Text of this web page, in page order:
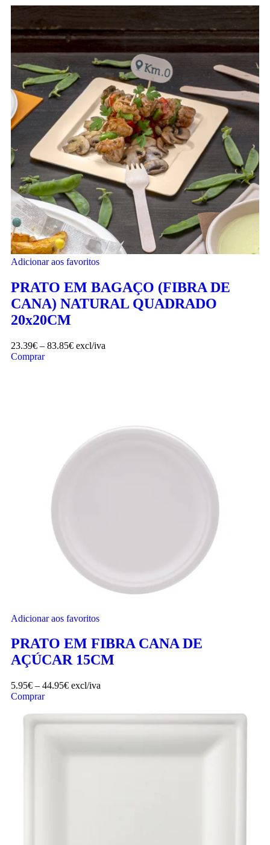
Adicionar aos favoritos
PRATO EM BAGAÇO (FIBRA DE
CANA) NATURAL QUADRADO
20x20CM
23.39€ – 83.85€ excl/iva
Comprar
Adicionar aos favoritos
PRATO EM FIBRA CANA DE
AÇÚCAR 15CM
5.95€ – 44.95€ excl/iva
Comprar